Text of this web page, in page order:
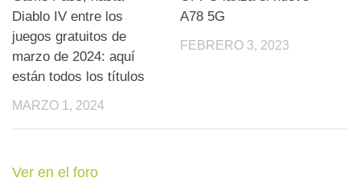
Diablo IV entre los
juegos gratuitos de
marzo de 2024: aquí
están todos los títulos
MARZO 1, 2024
A78 5G
FEBRERO 3, 2023
Ver en el foro